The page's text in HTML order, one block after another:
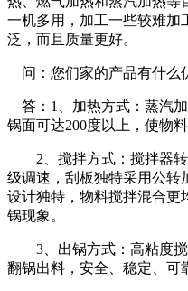
一机多用，加工一些较难加
泛，而且质量更好。
问：您们家的产品有什么
答：1、加热方式：蒸汽
锅面可达200度以上，使物
2、搅拌方式：搅拌器转
级调速，刮板独特采用公转
设计独特，物料搅拌混合更
锅现象。
3、出锅方式：高粘度搅
翻锅出料，安全、稳定、可